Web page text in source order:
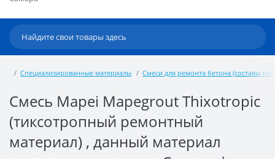
Специализированные материалы Смеси для ремонта бетона (составы
Смесь Mapei Mapegrout Thixotropic
(тиксотропный ремонтный
материал) , данный материал